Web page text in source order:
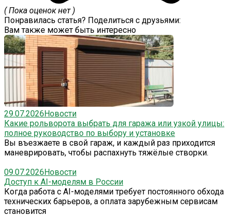
( Пока оценок нет )
Понравилась статья? Поделиться с друзьями:
Вам также может быть интересно
29.07.2026 Новости
Какие рольворота выбрать для гаража или узкой улицы:
полное руководство по выбору и установке
Вы въезжаете в свой гараж, и каждый раз приходится
маневрировать, чтобы распахнуть тяжёлые створки.
09.07.2026 Новости
Доступ к AI-моделям в России
Когда работа с AI-моделями требует постоянного обхода
технических барьеров, а оплата зарубежным сервисам
становится